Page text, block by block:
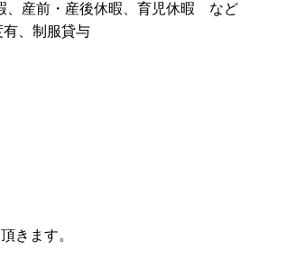
、産前・産後休暇、育児休暇 など
、制服貸与
きます。